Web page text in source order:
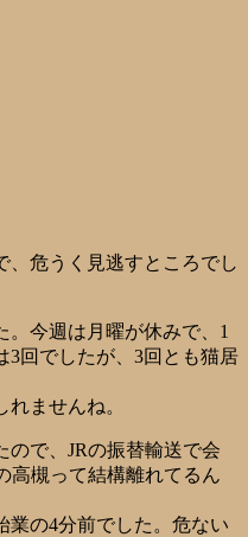
、危うく見逃すところでし
今週は月曜が休みで、1
3回でしたが、3回とも猫居
ませんね。
ので、JRの振替輸送で会
高槻って結構離れてるん
業の4分前でした。危ない